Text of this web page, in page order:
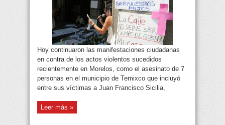
Hoy continuaron las manifestaciones ciudadanas
en contra de los actos violentos sucedidos
recientemente en Morelos, como el asesinato de 7
personas en el municipio de Temixco que incluyó
entre sus víctimas a Juan Francisco Sicilia,
Leer más »